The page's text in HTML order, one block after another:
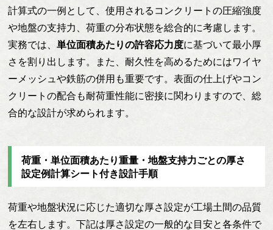
計算式の一例として、使用されるコンクリートの圧縮強度
や地盤の支持力、荷重の分布状態を総合的に考慮します。
実務では、単位面積あたりの許容応力度に基づいて最小厚
さを割り出します。また、耐久性を高めるためにはワイヤ
ーメッシュや鉄筋の併用も重要です。表面の仕上げやコン
クリートの配合も耐荷重性能に密接に関わりますので、総
合的な設計が求められます。
荷重・単位面積あたり重量・地盤支持力ごとの厚さ
設定例計算シート付き設計手順
荷重や地盤状況に応じた適切な厚さ設定が工場土間の品質
を左右します。下記は厚さ設定の一般的な目安と各条件で